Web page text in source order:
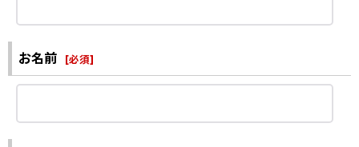
お名前 [必須]